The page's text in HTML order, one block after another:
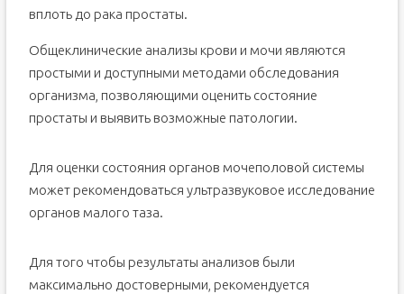
вплоть до рака простаты.
Общеклинические анализы крови и мочи являются
простыми и доступными методами обследования
организма, позволяющими оценить состояние
простаты и выявить возможные патологии.
Для оценки состояния органов мочеполовой системы
может рекомендоваться ультразвуковое исследование
органов малого таза.
Для того чтобы результаты анализов были
максимально достоверными, рекомендуется